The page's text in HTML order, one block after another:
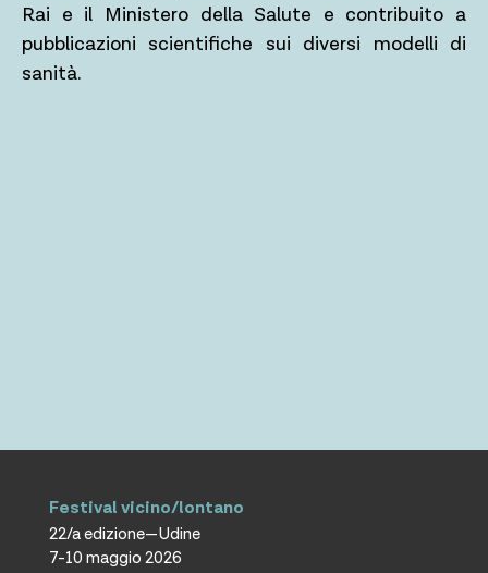
Rai e il Ministero della Salute e contribuito a
pubblicazioni scientifiche sui diversi modelli di
sanità.
Festival vicino/lontano
22/a edizione—Udine
7-10 maggio 2026